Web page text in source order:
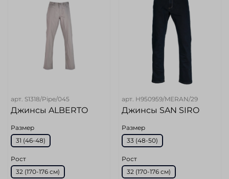
арт. S1318/Pipe/045
Джинсы ALBERTO
Размер
31 (46-48)
Рост
32 (170-176 cм)
арт. H950959/MERAN/29
Джинсы SAN SIRO
Размер
33 (48-50)
Рост
32 (170-176 cм)